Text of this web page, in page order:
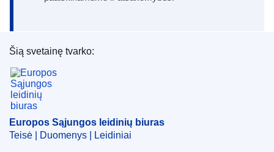
Europos Sąjungos leidinių biuras
Šią svetainę tvarko:
Europos Sąjungos leidinių biuras
Teisė | Duomenys | Leidiniai